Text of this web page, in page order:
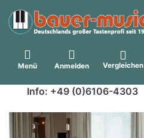
Menü Anmelden Vergleichen
Info: +49 (0)6106-4303